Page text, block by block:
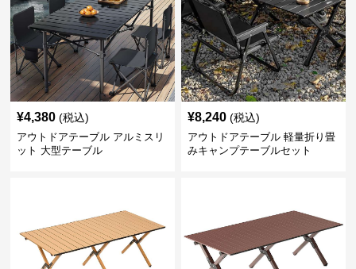
¥4,380 (税込)
アウトドアテーブル アルミスリ
ット 大型テーブル
¥8,240 (税込)
アウトドアテーブル 軽量折り畳
みキャンプテーブルセット